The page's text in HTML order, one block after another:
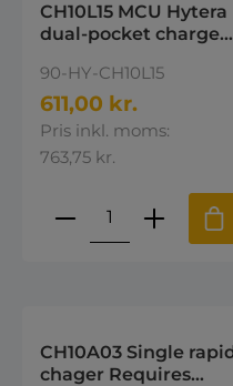
CH10L15 MCU Hytera
dual-pocket charger
90-HY-CH10L15
611,00 kr.
Pris inkl. moms:
763,75 kr.
CH10A03 Single
chager Requires